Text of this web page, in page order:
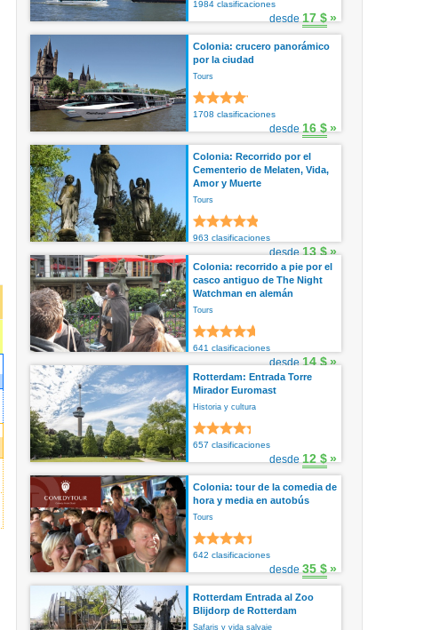
1984 clasificaciones
desde17 $»
Colonia: crucero panorámico
por la ciudad
Tours
1708 clasificaciones
desde16 $»
Colonia: Recorrido por el
Cementerio de Melaten, Vida,
Amor y Muerte
Tours
963 clasificaciones
desde13 $»
Colonia: recorrido a pie por el
casco antiguo de The Night
Watchman en alemán
Tours
641 clasificaciones
desde14 $»
Rotterdam: Entrada Torre
Mirador Euromast
Historia y cultura
657 clasificaciones
desde12 $»
Colonia: tour de la comedia de
hora y media en autobús
Tours
642 clasificaciones
desde35 $»
Rotterdam Entrada al Zoo
Blijdorp de Rotterdam
Safaris y vida salvaje